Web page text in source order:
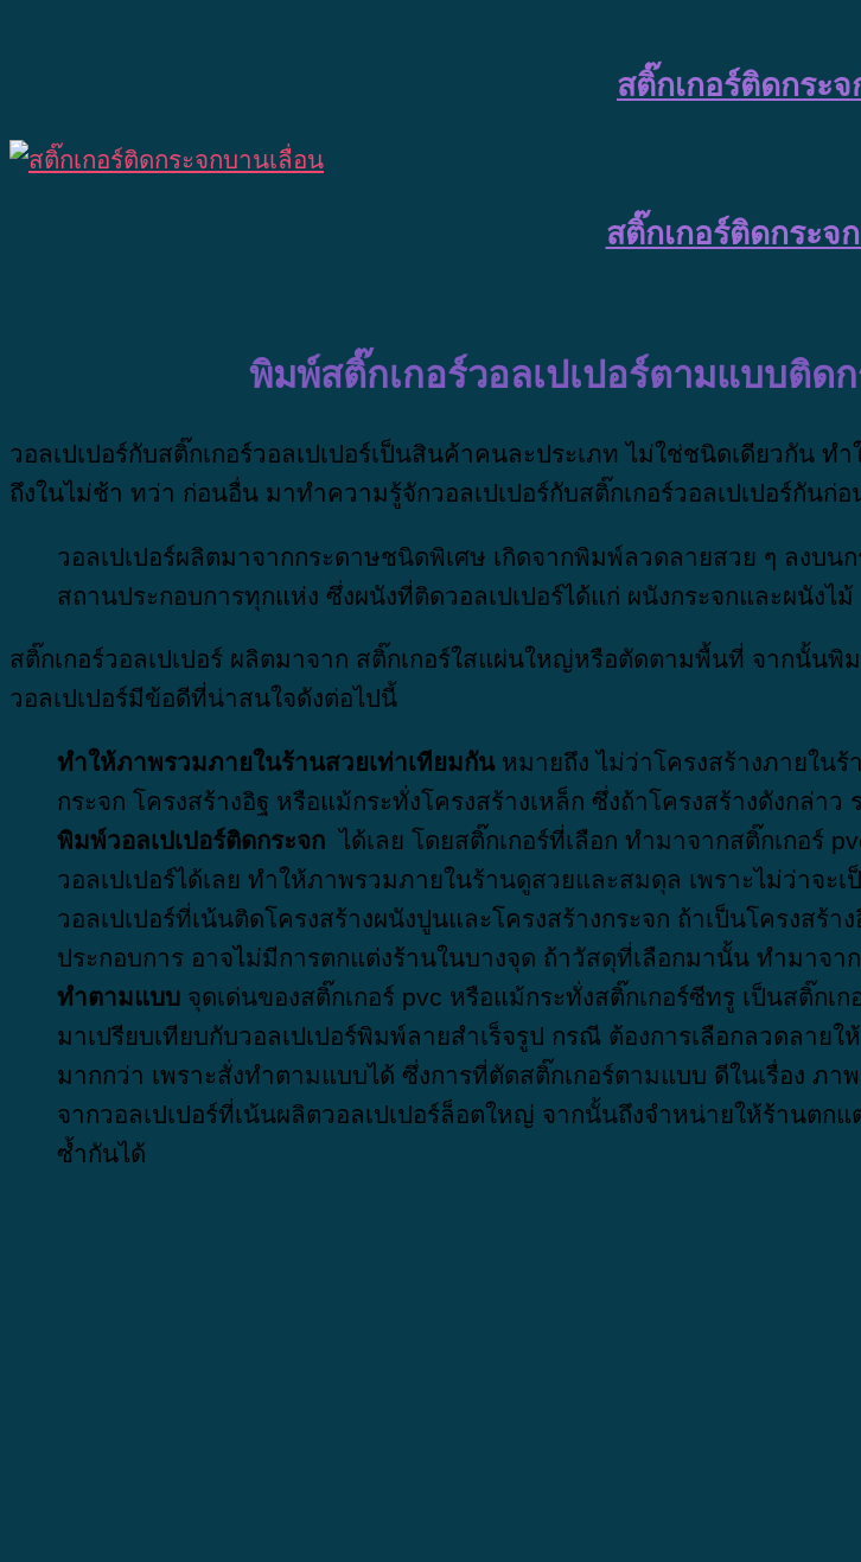
สติ๊กเกอร์ติดกระจ
สติ๊กเกอร์ติดกระจ
พิมพ์สติ๊กเกอร์วอลเปเปอร์ตามแบบติด
วอลเปเปอร์กับสติ๊กเกอร์วอลเปเปอร์เป็นสินค้าคนละประเภท ไม่ใช่ชนิดเดียวกัน
ถึงในไม่ช้า ทว่า ก่อนอื่น มาทำความรู้จักวอลเปเปอร์กับสติ๊กเกอร์วอลเปเปอร์กันก่
วอลเปเปอร์ผลิตมาจากกระดาษชนิดพิเศษ เกิดจากพิมพ์ลวดลายสวย ๆ ลงบ
สถานประกอบการทุกแห่ง ซึ่งผนังที่ติดวอลเปเปอร์ได้แก่ ผนังกระจกและผนังไม้
สติ๊กเกอร์วอลเปเปอร์ ผลิตมาจาก สติ๊กเกอร์ใสแผ่นใหญ่หรือตัดตามพื้นที่ จากนั้นพิ
วอลเปเปอร์มีข้อดีที่น่าสนใจดังต่อไปนี้
ทำให้ภาพรวมภายในร้านสวยเท่าเทียมกัน หมายถึง ไม่ว่าโครงสร้างภายในร้
กระจก โครงสร้างอิฐ หรือแม้กระทั่งโครงสร้างเหล็ก ซึ่งถ้าโครงสร้างดังกล่
พิมพ์วอลเปเปอร์ติดกระจกได้เลย โดยสติ๊กเกอร์ที่เลือก ทำมาจากสติ๊กเกอร์
วอลเปเปอร์ได้เลย ทำให้ภาพรวมภายในร้านดูสวยและสมดุล เพราะไม่ว่าจะ
วอลเปเปอร์ที่เน้นติดโครงสร้างผนังปูนและโครงสร้างกระจก ถ้าเป็นโครงส
ประกอบการ อาจไม่มีการตกแต่งร้านในบางจุด ถ้าวัสดุที่เลือกมานั้น ทำมาจาก
ทำตามแบบ จุดเด่นของสติ๊กเกอร์ pvc หรือแม้กระทั่งสติ๊กเกอร์ซีทรู เป็นสติ๊กเ
มาเปรียบเทียบกับวอลเปเปอร์พิมพ์ลายสำเร็จรูป กรณี ต้องการเลือกลวดลาย
มากกว่า เพราะสั่งทำตามแบบได้ ซึ่งการที่ตัดสติ๊กเกอร์ตามแบบ ดีในเรื่อง
จากวอลเปเปอร์ที่เน้นผลิตวอลเปเปอร์ล็อตใหญ่ จากนั้นถึงจำหน่ายให้ร้านต
ซ้ำกันได้